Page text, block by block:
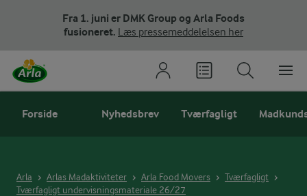
Fra 1. juni er DMK Group og Arla Foods
fusioneret. Læs pressemeddelelsen her
Forside Nyhedsbrev Tværfagligt
Arla Arlas Madaktiviteter Arla Food Movers
Tværfagligt
Tværfagligt undervisningsmateriale 26/27